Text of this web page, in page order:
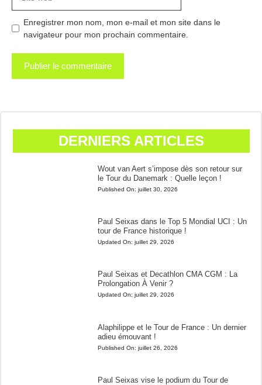
web
Enregistrer mon nom, mon e-mail et mon site dans le
navigateur pour mon prochain commentaire.
DERNIERS ARTICLES
Wout van Aert s’impose dès son retour sur
le Tour du Danemark : Quelle leçon !
Published On: juillet 30, 2026
Paul Seixas dans le Top 5 Mondial UCI : Un
tour de France historique !
Updated On: juillet 29, 2026
Paul Seixas et Decathlon CMA CGM : La
Prolongation À Venir ?
Updated On: juillet 29, 2026
Alaphilippe et le Tour de France : Un dernier
adieu émouvant !
Published On: juillet 26, 2026
Paul Seixas vise le podium du Tour de